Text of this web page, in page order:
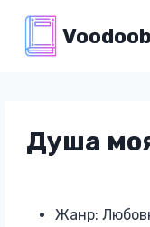
содержимому
Душа
Жанр: